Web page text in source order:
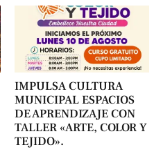
IMPULSA CULTURA
MUNICIPAL ESPACIOS
DE APRENDIZAJE CON
TALLER «ARTE, COLOR Y
TEJIDO».